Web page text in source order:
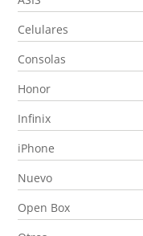
Celulares
Consolas
Honor
Infinix
iPhone
Nuevo
Open Box